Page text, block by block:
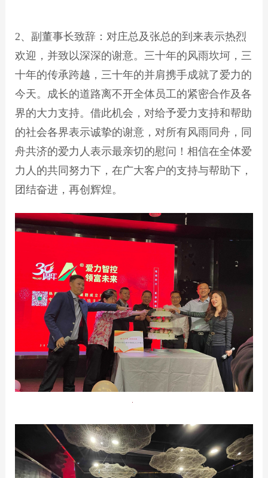
2、副董事长致辞：对庄总及张总的到来表示热烈
欢迎，并致以深深的谢意。三十年的风雨坎坷，三
十年的传承跨越，三十年的并肩携手成就了爱力的
今天。成长的道路离不开全体员工的紧密合作及各
界的大力支持。借此机会，对给予爱力支持和帮助
的社会各界表示诚挚的谢意，对所有风雨同舟，同
舟共济的爱力人表示最亲切的慰问！相信在全体爱
力人的共同努力下，在广大客户的支持与帮助下，
团结奋进，再创辉煌。